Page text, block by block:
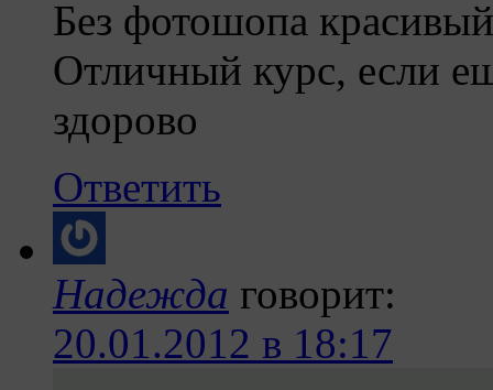
Без фотошопа
Отличный курс, если
здорово
Ответить
Надежда говорит:
20.01.2012 в 18:17